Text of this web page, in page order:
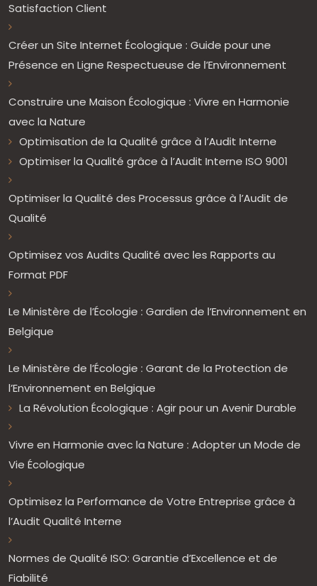
Satisfaction Client
Créer un Site Internet Écologique : Guide pour une
Présence en Ligne Respectueuse de l’Environnement
Construire une Maison Écologique : Vivre en Harmonie
avec la Nature
Optimisation de la Qualité grâce à l’Audit Interne
Optimiser la Qualité grâce à l’Audit Interne ISO 9001
Optimiser la Qualité des Processus grâce à l’Audit de
Qualité
Optimisez vos Audits Qualité avec les Rapports au
Format PDF
Le Ministère de l’Écologie : Gardien de l’Environnement en
Belgique
Le Ministère de l’Écologie : Garant de la Protection de
l’Environnement en Belgique
La Révolution Écologique : Agir pour un Avenir Durable
Vivre en Harmonie avec la Nature : Adopter un Mode de
Vie Écologique
Optimisez la Performance de Votre Entreprise grâce à
l’Audit Qualité Interne
Normes de Qualité ISO: Garantie d’Excellence et de
Fiabilité